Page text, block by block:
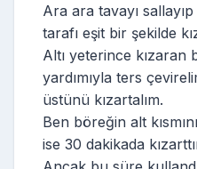
Ara ara tavayı
tarafı eşit bir şekilde
Altı yeterince kızaran
yardımıyla ters
üstünü kızartalım.
Ben böreğin alt
ise 30 dakikada